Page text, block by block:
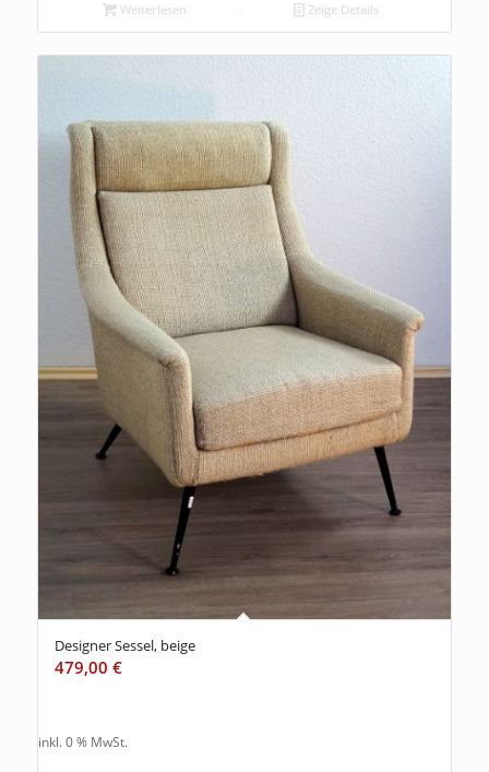
Weiterlesen Zeige Details
Designer Sessel, beige
479,00 €
inkl. 0 % MwSt.